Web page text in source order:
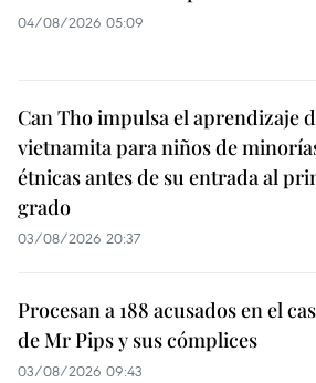
04/08/2026 05:09
Can Tho impulsa el aprendizaje
vietnamita para niños de
étnicas antes de su entrada al
grado
03/08/2026 20:37
Procesan a 188 acusados en el
de Mr Pips y sus cómplices
03/08/2026 09:43